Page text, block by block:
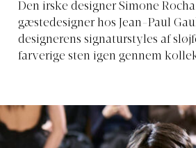
Den irske designer Simone
gæstedesigner hos Jean-Paul
designerens signaturstyles af
farverige sten igen gennem